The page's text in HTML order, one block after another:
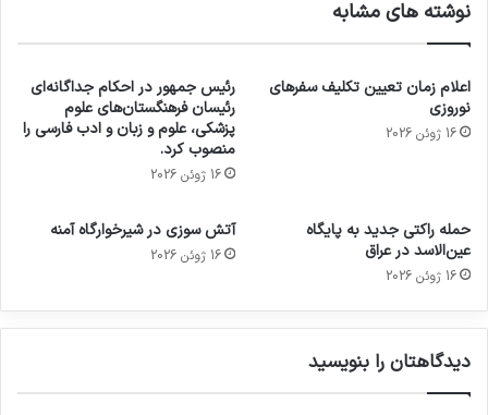
نوشته های مشابه
اعلام زمان تعیین تکلیف سفرهای
نوروزی
16 ژوئن 2026
رئیس جمهور در احکام جداگانه‌ای
رئیسان فرهنگستان‌های علوم
پزشکی، علوم و زبان و ادب فارسی را
منصوب کرد.
16 ژوئن 2026
حمله راکتی جدید به پایگاه
عین‌الاسد در عراق
16 ژوئن 2026
آتش سوزی در شیرخوارگاه آمنه
16 ژوئن 2026
دیدگاهتان را بنویسید